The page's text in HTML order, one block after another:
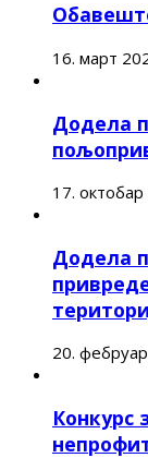
16. март
Додела
17.
Додела
20.
Конкурс